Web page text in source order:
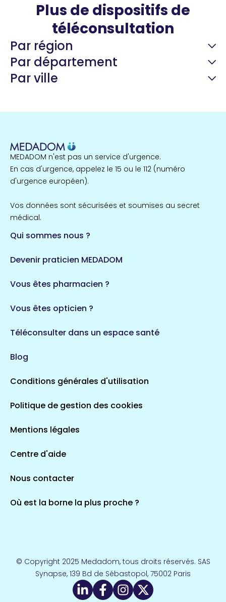
Plus de dispositifs de
téléconsultation
Par région
Île-de-France
857 espaces de santé
124 espaces de santé
Auvergne-Rhône-Alpes
720 espaces de santé
693 espaces de santé
324 espaces de santé
14 espaces de santé
Par département
Côtes-d'Armor
Maine-et-Loire
Loiret
Loir-et-Cher
36 espaces de santé
Loire-Atlantique
110 espaces de santé
Par ville
1 espaces de santé
1 espaces de santé
Saint-Agathon
Herry
1 espaces de santé
MEDADOM n'est pas un service d'urgence.
En cas d'urgence, appelez le 15 ou le 112 (numéro
d'urgence européen).
Vos données sont sécurisées et soumises au secret
médical.
Qui sommes nous ?
Devenir praticien MEDADOM
Vous êtes pharmacien ?
Vous êtes opticien ?
Téléconsulter dans un espace santé
Blog
Conditions générales d'utilisation
Politique de gestion des cookies
Mentions légales
Centre d'aide
Nous contacter
Où est la borne la plus proche ?
© Copyright 2025 Medadom, tous droits réservés. SAS
Synapse, 139 Bd de Sébastopol, 75002 Paris